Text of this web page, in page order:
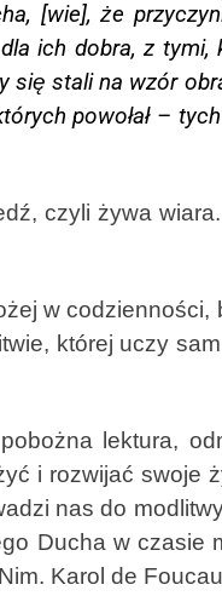
[wie], że
ich dobra, z tymi,
się stali na wzór
powołał –
czyli żywa
w codzienności,
której uczy
lektura,
i rozwijać swoje
nas do
Ducha w czasie
Karol de